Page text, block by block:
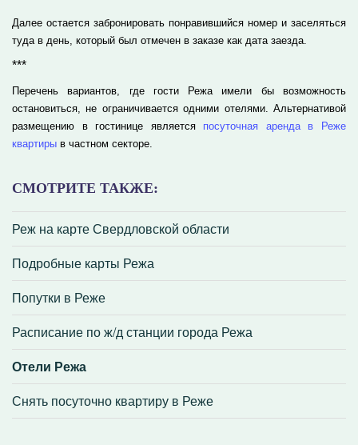
СМОТРИТЕ ТАКЖЕ:
Реж на карте Свердловской области
Подробные карты Режа
Попутки в Реже
Расписание по ж/д станции города Режа
Отели Режа
Снять посуточно квартиру в Реже
Далее остается забронировать понравившийся номер и заселяться
туда в день, который был отмечен в заказе как дата заезда.
***
Перечень вариантов, где гости Режа имели бы возможность
остановиться, не ограничивается одними отелями. Альтернативой
размещению в гостинице является посуточная аренда в Реже
квартиры в частном секторе.